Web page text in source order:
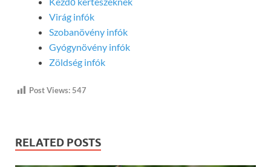
Virág infók
Szobanövény infók
Gyógynövény infók
Zöldség infók
Post Views: 547
RELATED POSTS